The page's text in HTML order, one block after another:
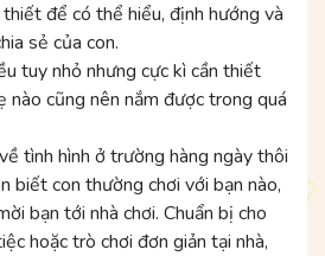
để có thể hiểu, định hướng và
sẻ của con.
tuy nhỏ nhưng cực kì cần thiết
nào cũng nên nắm được trong quá
tình hình ở trường hàng ngày thôi
biết con thường chơi với bạn nào,
bạn tới nhà chơi. Chuẩn bị cho
hoặc trò chơi đơn giản tại nhà,